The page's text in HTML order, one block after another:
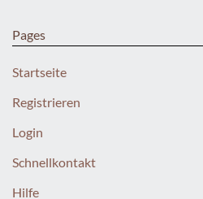
Pages
Startseite
Registrieren
Login
Schnellkontakt
Hilfe